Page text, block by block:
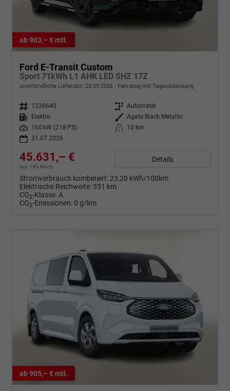
ab 903,– € mtl.
Ford E-Transit Custom
Sport 71kWh L1 AHK LED SHZ 17Z
unverbindliche Lieferzeit: 25.09.2026 Fahrzeug mit Tageszulassung
Fahrzeugnr. 1336640 Getriebe Automatik
Kraftstoff
Elektro Außenfarbe Agate Black Metallic
Leistung
160 kW (218 PS) Kilometerstand
10 km
31.07.2026
45.631,– €
incl. 19% MwSt.
Details
Stromverbrauch kombiniert: 23,20 kWh/100km
Elektrische Reichweite: 351 km
CO2-Klasse:A
CO2-Emissionen: 0 g/km
ab 905,– € mtl.